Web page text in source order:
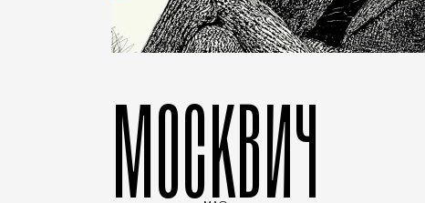
МОСКВИЧ